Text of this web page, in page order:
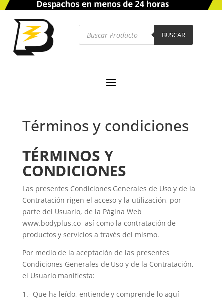
Búsqueda
productos
BUSCAR
Términos y condiciones
TÉRMINOS Y
CONDICIONES
Las presentes Condiciones Generales de Uso y de la
Contratación rigen el acceso y la utilización, por
parte del Usuario, de la Página Web
www.bodyplus.co así como la contratación de
productos y servicios a través del mismo.
Por medio de la aceptación de las presentes
Condiciones Generales de Uso y de la Contratación,
el Usuario manifiesta:
1.- Que ha leído, entiende y comprende lo aquí